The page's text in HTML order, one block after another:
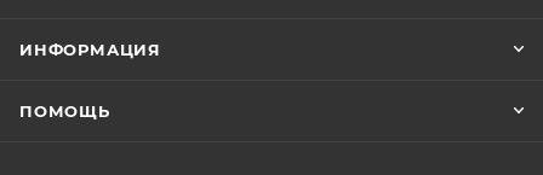
ИНФОРМАЦИЯ
ПОМОЩЬ